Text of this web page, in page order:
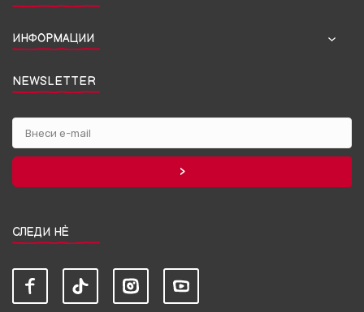
ИНФОРМАЦИИ
NEWSLETTER
СЛЕДИ НЀ